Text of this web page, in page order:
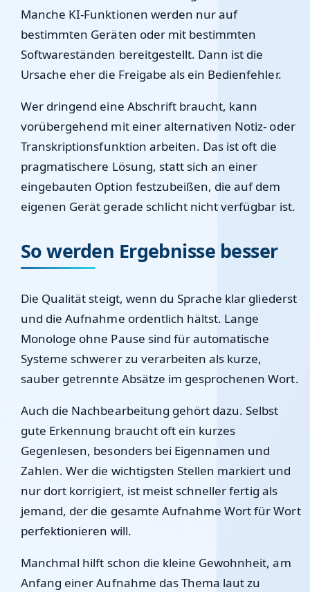
Manche KI-Funktionen werden nur auf
bestimmten Geräten oder mit bestimmten
Softwareständen bereitgestellt. Dann ist die
Ursache eher die Freigabe als ein Bedienfehler.
Wer dringend eine Abschrift braucht, kann
vorübergehend mit einer alternativen Notiz- oder
Transkriptionsfunktion arbeiten. Das ist oft die
pragmatischere Lösung, statt sich an einer
eingebauten Option festzubeißen, die auf dem
eigenen Gerät gerade schlicht nicht verfügbar ist.
So werden Ergebnisse besser
Die Qualität steigt, wenn du Sprache klar gliederst
und die Aufnahme ordentlich hältst. Lange
Monologe ohne Pause sind für automatische
Systeme schwerer zu verarbeiten als kurze,
sauber getrennte Absätze im gesprochenen Wort.
Auch die Nachbearbeitung gehört dazu. Selbst
gute Erkennung braucht oft ein kurzes
Gegenlesen, besonders bei Eigennamen und
Zahlen. Wer die wichtigsten Stellen markiert und
nur dort korrigiert, ist meist schneller fertig als
jemand, der die gesamte Aufnahme Wort für Wort
perfektionieren will.
Manchmal hilft schon die kleine Gewohnheit, am
Anfang einer Aufnahme das Thema laut zu